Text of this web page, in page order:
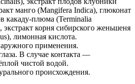
манго (Mangifera Indica), глюконат
какаду-плюма (Terminalia
экстракт корня сибирского женьшеня
лимонная кислота.
применения.
В случае контакта —
чистой водой.
происхождения.